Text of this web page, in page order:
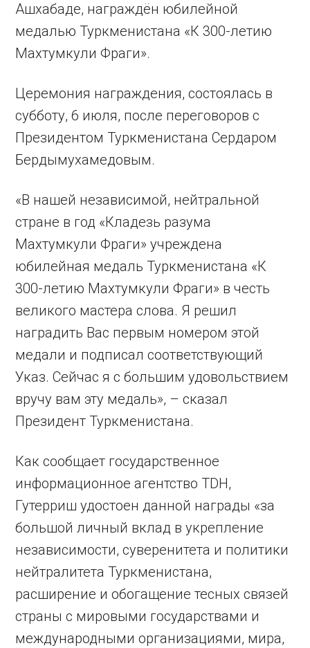
Ашхабаде, награждён юбилейной
медалью Туркменистана «К 300-летию
Махтумкули Фраги».
Церемония награждения, состоялась в
субботу, 6 июля, после переговоров с
Президентом Туркменистана Сердаром
Бердымухамедовым.
«В нашей независимой, нейтральной
стране в год «Кладезь разума
Махтумкули Фраги» учреждена
юбилейная медаль Туркменистана «К
300-летию Махтумкули Фраги» в честь
великого мастера слова. Я решил
наградить Вас первым номером этой
медали и подписал соответствующий
Указ. Сейчас я с большим удовольствием
вручу вам эту медаль», – сказал
Президент Туркменистана.
Как сообщает государственное
информационное агентство TDH,
Гутерриш удостоен данной награды «за
большой личный вклад в укрепление
независимости, суверенитета и политики
нейтралитета Туркменистана,
расширение и обогащение тесных связей
страны с мировыми государствами и
международными организациями, мира,